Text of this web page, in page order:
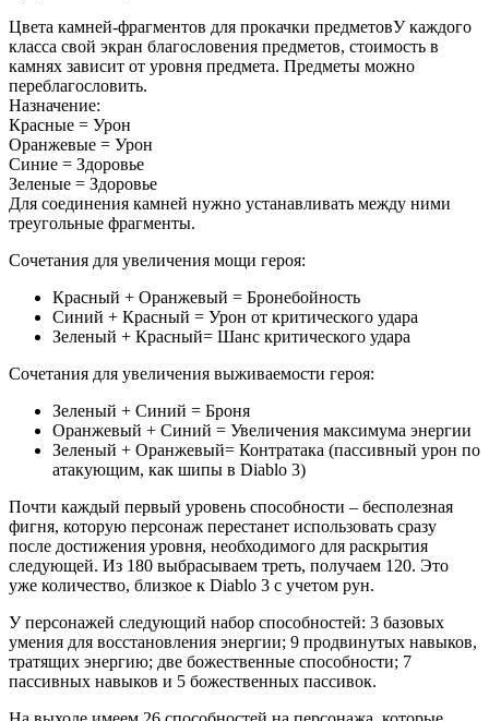
Цвета камней-фрагментов для прокачки предметовУ каждого
класса свой экран благословения предметов, стоимость в
камнях зависит от уровня предмета. Предметы можно
переблагословить.
Назначение:
Красные = Урон
Оранжевые = Урон
Синие = Здоровье
Зеленые = Здоровье
Для соединения камней нужно устанавливать между ними
треугольные фрагменты.
Сочетания для увеличения мощи героя:
Красный + Оранжевый = Бронебойность
Синий + Красный = Урон от критического удара
Зеленый + Красный= Шанс критического удара
Сочетания для увеличения выживаемости героя:
Зеленый + Синий = Броня
Оранжевый + Синий = Увеличения максимума энергии
Зеленый + Оранжевый= Контратака (пассивный урон по
атакующим, как шипы в Diablo 3)
Почти каждый первый уровень способности – бесполезная
фигня, которую персонаж перестанет использовать сразу
после достижения уровня, необходимого для раскрытия
следующей. Из 180 выбрасываем треть, получаем 120. Это
уже количество, близкое к Diablo 3 c учетом рун.
У персонажей следующий набор способностей: 3 базовых
умения для восстановления энергии; 9 продвинутых навыков,
тратящих энергию; две божественные способности; 7
пассивных навыков и 5 божественных пассивок.